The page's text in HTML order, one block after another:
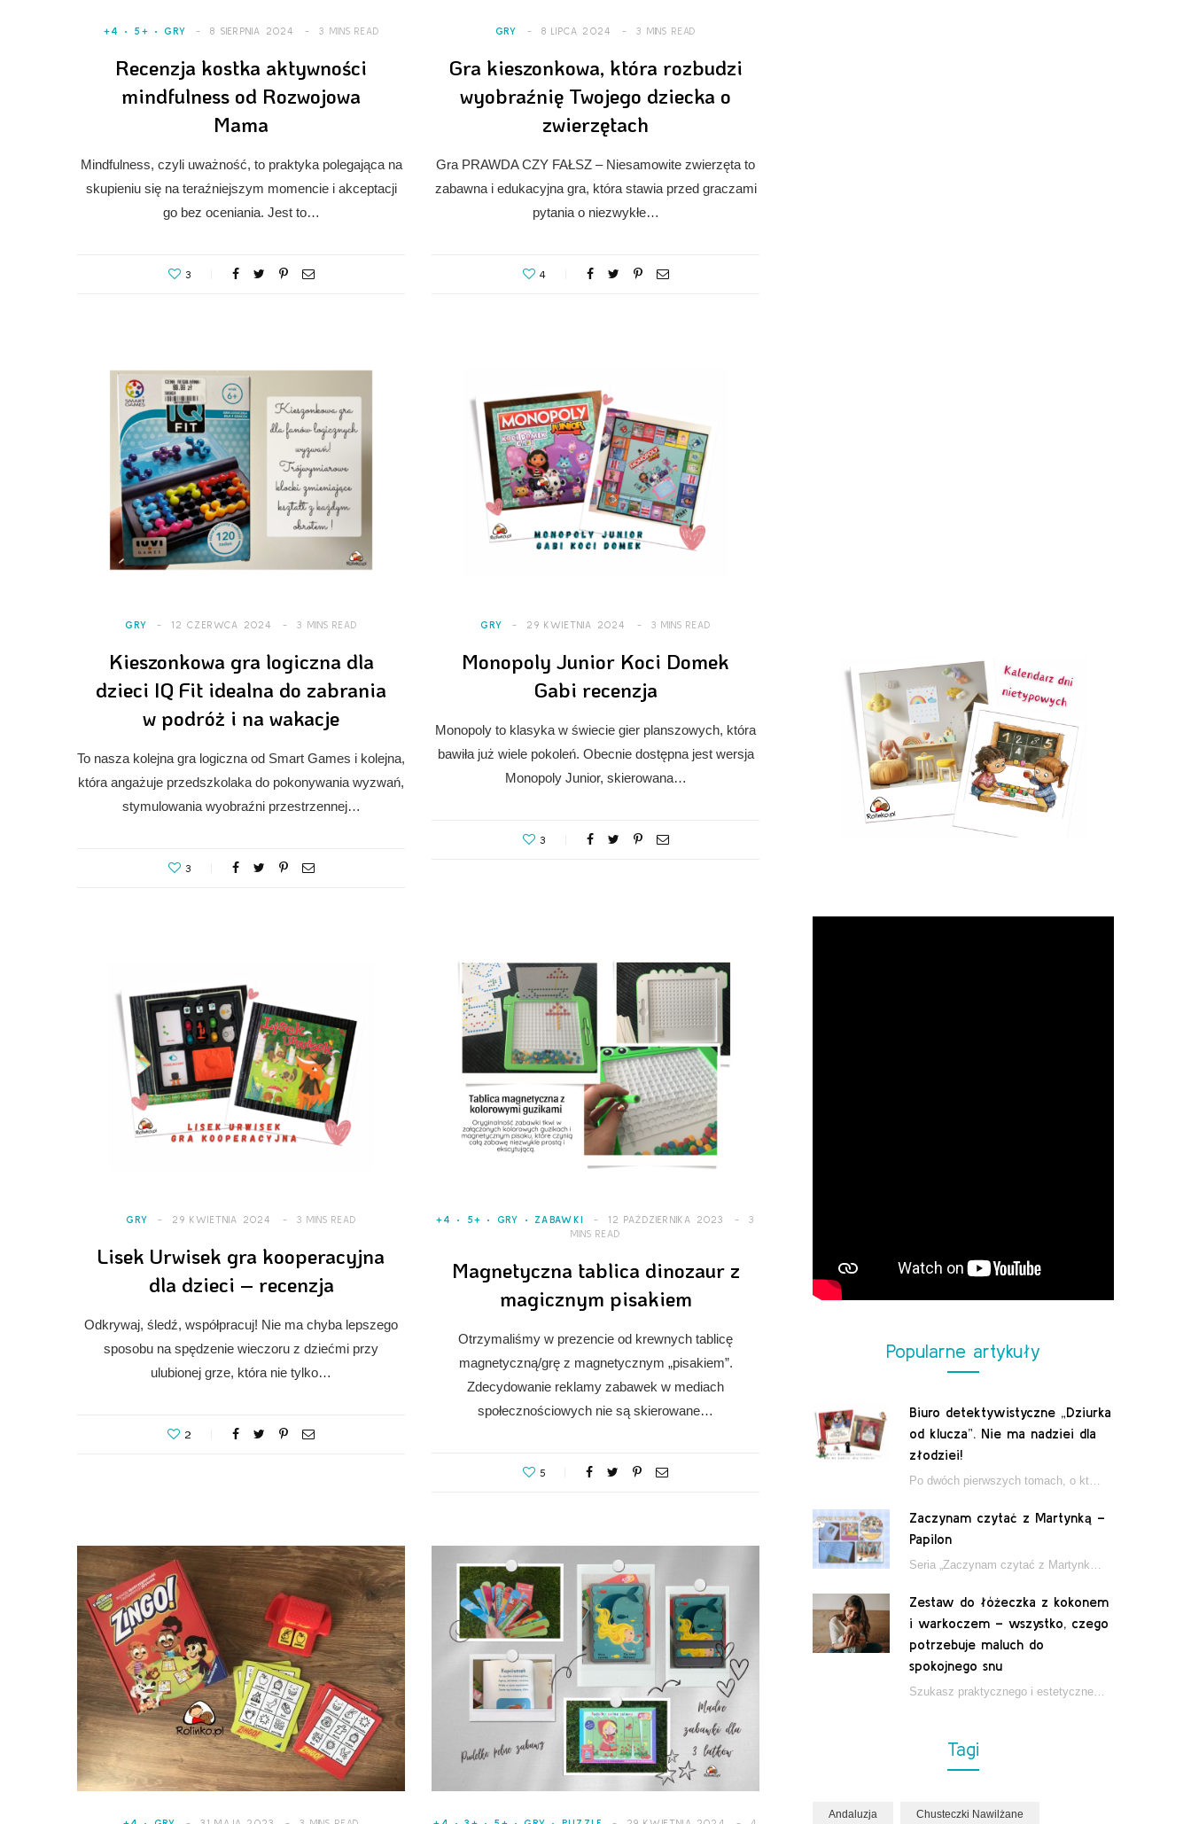
+4 5+ GRY 8 SIERPNIA 2024 3 MINS READ
Recenzja kostka aktywności
mindfulness od Rozwojowa
Mama
Mindfulness, czyli uważność, to praktyka polegająca na
skupieniu się na teraźniejszym momencie i akceptacji
go bez oceniania. Jest to…
3
GRY 8 LIPCA 2024 3 MINS READ
Gra kieszonkowa, która rozbudzi
wyobraźnię Twojego dziecka o
zwierzętach
Gra PRAWDA CZY FAŁSZ – Niesamowite zwierzęta to
zabawna i edukacyjna gra, która stawia przed graczami
pytania o niezwykłe…
4
GRY 12 CZERWCA 2024 3 MINS READ
Kieszonkowa gra logiczna dla
dzieci IQ Fit idealna do zabrania
w podróż i na wakacje
To nasza kolejna gra logiczna od Smart Games i kolejna,
która angażuje przedszkolaka do pokonywania wyzwań,
stymulowania wyobraźni przestrzennej…
3
GRY 29 KWIETNIA 2024 3 MINS READ
Monopoly Junior Koci Domek
Gabi recenzja
Monopoly to klasyka w świecie gier planszowych, która
bawiła już wiele pokoleń. Obecnie dostępna jest wersja
Monopoly Junior, skierowana…
3
GRY 29 KWIETNIA 2024 3 MINS READ
Lisek Urwisek gra kooperacyjna
dla dzieci – recenzja
Odkrywaj, śledź, współpracuj! Nie ma chyba lepszego
sposobu na spędzenie wieczoru z dziećmi przy
ulubionej grze, która nie tylko…
2
+4 5+ GRY ZABAWKI 12 PAŹDZIERNIKA 2023
3
MINS READ
Magnetyczna tablica dinozaur z
magicznym pisakiem
Otrzymaliśmy w prezencie od krewnych tablicę
magnetyczną/grę z magnetycznym „pisakiem”.
Zdecydowanie reklamy zabawek w mediach
społecznościowych nie są skierowane…
5
Popularne artykuły
Biuro detektywistyczne „Dziurka
od klucza”. Nie ma nadziei dla
złodziei!
Zaczynam czytać z Martynką –
Papilon
Zestaw do łóżeczka z kokonem
i warkoczem – wszystko, czego
potrzebuje maluch do
spokojnego snu
Tagi
Andaluzja Chusteczki Nawilżane